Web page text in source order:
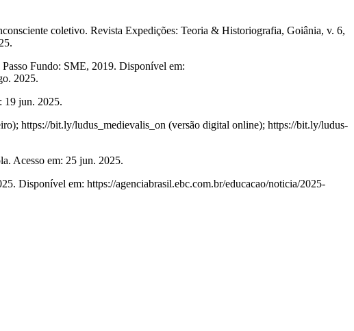
coletivo. Revista Expedições: Teoria & Historiografia, Goiânia, v. 6,
Fundo: SME, 2019. Disponível em:
2025.
19 jun. 2025.
https://bit.ly/ludus_medievalis_on (versão digital online); https://bit.ly/ludus-
Acesso em: 25 jun. 2025.
Disponível em: https://agenciabrasil.ebc.com.br/educacao/noticia/2025-